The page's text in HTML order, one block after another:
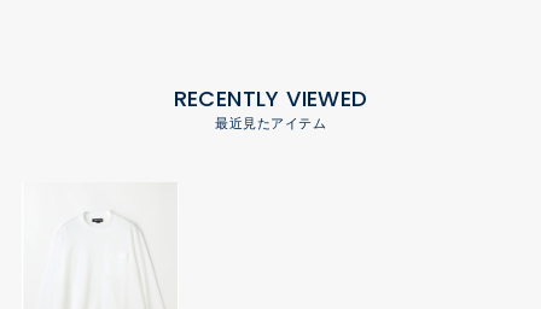
RECENTLY VIEWED
最近見たアイテム